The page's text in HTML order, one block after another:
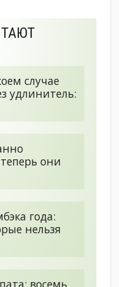
случае
удлинитель:
они
года:
нельзя